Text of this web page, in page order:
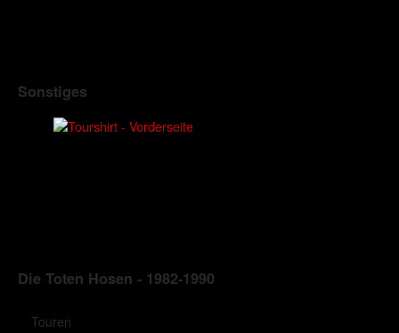
Sonstiges
Die Toten Hosen - 1982-1990
Touren